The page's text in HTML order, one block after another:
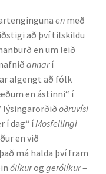
en með
að því tilskildu
en um leið
annarí
algengt að fólk
en ástinni“ í
lýsingarorðið öðruvísi
í dag“ íMosfellingi
en við
má halda því fram
ólíkurog gerólíkur–